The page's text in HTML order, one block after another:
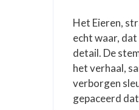
Het Eieren,
echt waar,
detail. De
het verhaal,
verborgen
gepaceerd